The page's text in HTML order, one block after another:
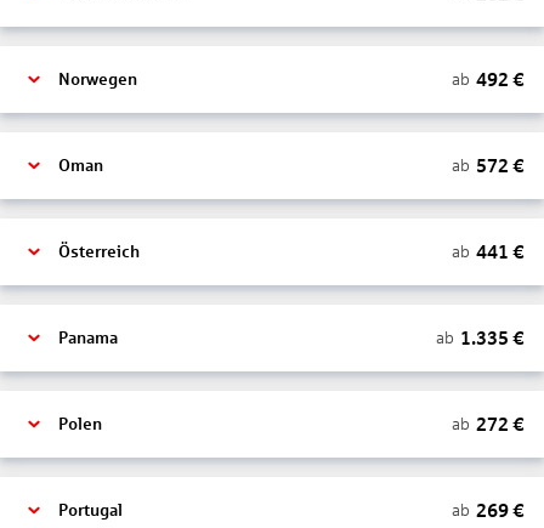
Norwegen ab 492 €
Oman ab 572 €
Österreich ab 441 €
Panama ab 1.335 €
Polen ab 272 €
Portugal ab 269€